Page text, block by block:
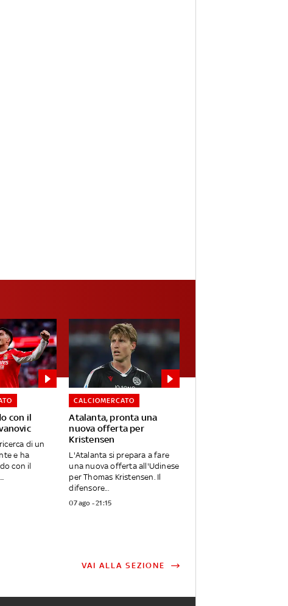
con il
di un
e ha
con il
Atalanta, pronta una
nuova offerta per
Kristensen
CALCIOMERCATO
L'Atalanta si prepara a fare
una nuova offerta all'Udinese
per Thomas Kristensen. Il
difensore...
07 ago - 21:15
VAI ALLA SEZIONE